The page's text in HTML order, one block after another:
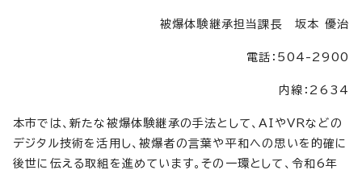
被爆体験継承担当課長 坂本 優治
電話：504-2900
内線：2634
本市では、新たな被爆体験継承の手法として、AIやVRなどの
デジタル技術を活用し、被爆者の言葉や平和への思いを的確に
後世に伝える取組を進めています。その一環として、令和6年